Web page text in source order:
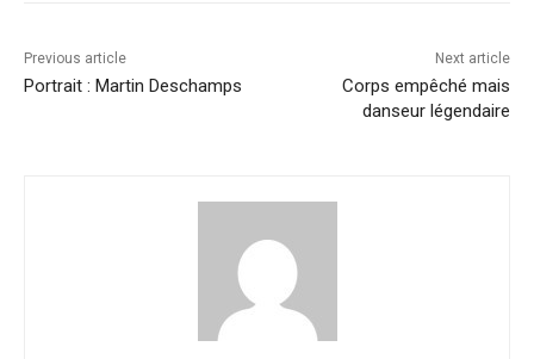
Previous article
Portrait : Martin Deschamps
Next article
Corps empêché mais
danseur légendaire